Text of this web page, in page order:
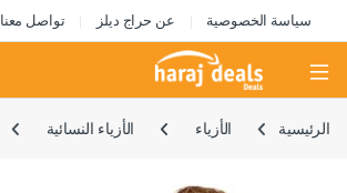
سياسة الخصوصية عن حراج ديلز تواصل معنا
Open
الرئيسية الأزياء الأزياء النسائية